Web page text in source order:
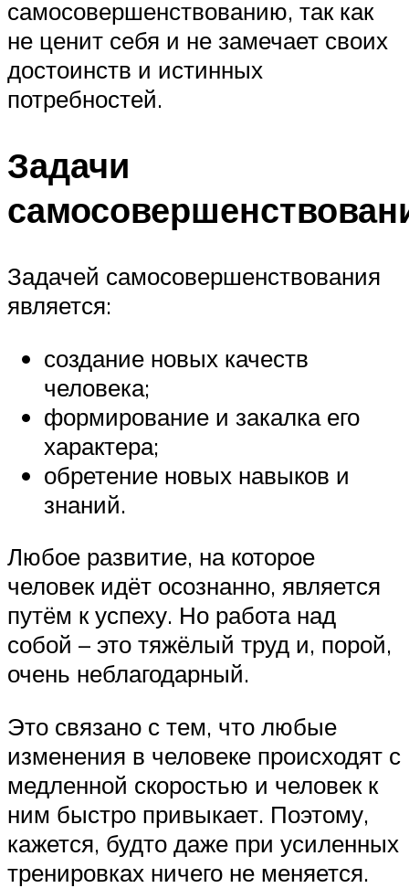
самосовершенствованию, так как
не ценит себя и не замечает своих
достоинств и истинных
потребностей.
Задачи
Задачей самосовершенствования
является:
создание новых качеств
человека;
формирование и закалка его
характера;
обретение новых навыков и
знаний.
Любое развитие, на которое
человек идёт осознанно, является
путём к успеху. Но работа над
собой – это тяжёлый труд и, порой,
очень неблагодарный.
Это связано с тем, что любые
изменения в человеке происходят с
медленной скоростью и человек к
ним быстро привыкает. Поэтому,
кажется, будто даже при усиленных
тренировках ничего не меняется.